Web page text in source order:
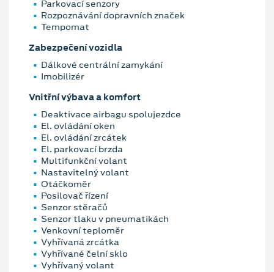
Parkovací senzory
Rozpoznávání dopravních značek
Tempomat
Zabezpečení vozidla
Dálkové centrální zamykání
Imobilizér
Vnitřní výbava a komfort
Deaktivace airbagu spolujezdce
El. ovládání oken
El. ovládání zrcátek
El. parkovací brzda
Multifunkční volant
Nastavitelný volant
Otáčkoměr
Posilovač řízení
Senzor stěračů
Senzor tlaku v pneumatikách
Venkovní teploměr
Vyhřívaná zrcátka
Vyhřívané čelní sklo
Vyhřívaný volant